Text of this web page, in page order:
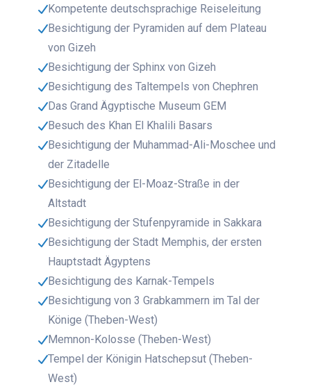
Kompetente deutschsprachige Reiseleitung
Besichtigung der Pyramiden auf dem Plateau
von Gizeh
Besichtigung der Sphinx von Gizeh
Besichtigung des Taltempels von Chephren
Das Grand Ägyptische Museum GEM
Besuch des Khan El Khalili Basars
Besichtigung der Muhammad-Ali-Moschee und
der Zitadelle
Besichtigung der El-Moaz-Straße in der
Altstadt
Besichtigung der Stufenpyramide in Sakkara
Besichtigung der Stadt Memphis, der ersten
Hauptstadt Ägyptens
Besichtigung des Karnak-Tempels
Besichtigung von 3 Grabkammern im Tal der
Könige (Theben-West)
Memnon-Kolosse (Theben-West)
Tempel der Königin Hatschepsut (Theben-
West)